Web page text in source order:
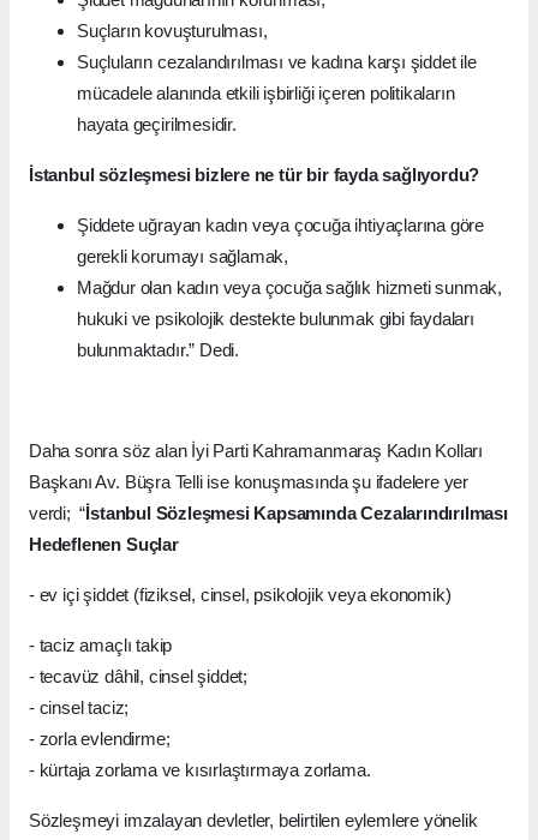
Suçların kovuşturulması,
Suçluların cezalandırılması ve kadına karşı şiddet ile
mücadele alanında etkili işbirliği içeren politikaların
hayata geçirilmesidir.
İstanbul sözleşmesi bizlere ne tür bir fayda sağlıyordu?
Şiddete uğrayan kadın veya çocuğa ihtiyaçlarına göre
gerekli korumayı sağlamak,
Mağdur olan kadın veya çocuğa sağlık hizmeti sunmak,
hukuki ve psikolojik destekte bulunmak gibi faydaları
bulunmaktadır.” Dedi.
Daha sonra söz alan İyi Parti Kahramanmaraş Kadın Kolları
Başkanı Av. Büşra Telli ise konuşmasında şu ifadelere yer
verdi; “İstanbul Sözleşmesi Kapsamında Cezalarındırılması
Hedeflenen Suçlar
- ev içi şiddet (fiziksel, cinsel, psikolojik veya ekonomik)
- taciz amaçlı takip
- tecavüz dâhil, cinsel şiddet;
- cinsel taciz;
- zorla evlendirme;
- kürtaja zorlama ve kısırlaştırmaya zorlama.
Sözleşmeyi imzalayan devletler, belirtilen eylemlere yönelik